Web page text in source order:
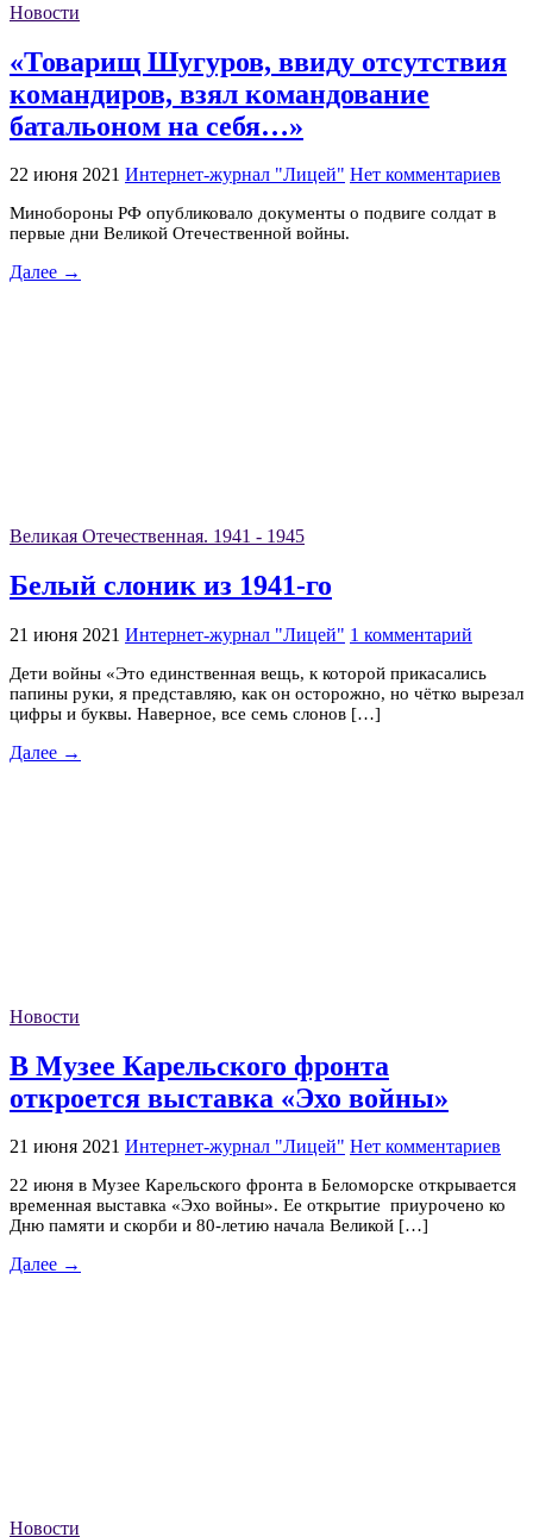
Новости
«Товарищ Шугуров, ввиду отсутствия
командиров, взял командование
батальоном на себя…»
22 июня 2021 Интернет-журнал "Лицей" Нет комментариев
Минобороны РФ опубликовало документы о подвиге солдат в
первые дни Великой Отечественной войны.
Далее →
Великая Отечественная. 1941 - 1945
Белый слоник из 1941-го
21 июня 2021 Интернет-журнал "Лицей" 1 комментарий
Дети войны «Это единственная вещь, к которой прикасались
папины руки, я представляю, как он осторожно, но чётко вырезал
цифры и буквы. Наверное, все семь слонов […]
Далее →
Новости
В Музее Карельского фронта
откроется выставка «Эхо войны»
21 июня 2021 Интернет-журнал "Лицей" Нет комментариев
22 июня в Музее Карельского фронта в Беломорске открывается
временная выставка «Эхо войны». Ее открытие приурочено ко
Дню памяти и скорби и 80-летию начала Великой […]
Далее →
Новости